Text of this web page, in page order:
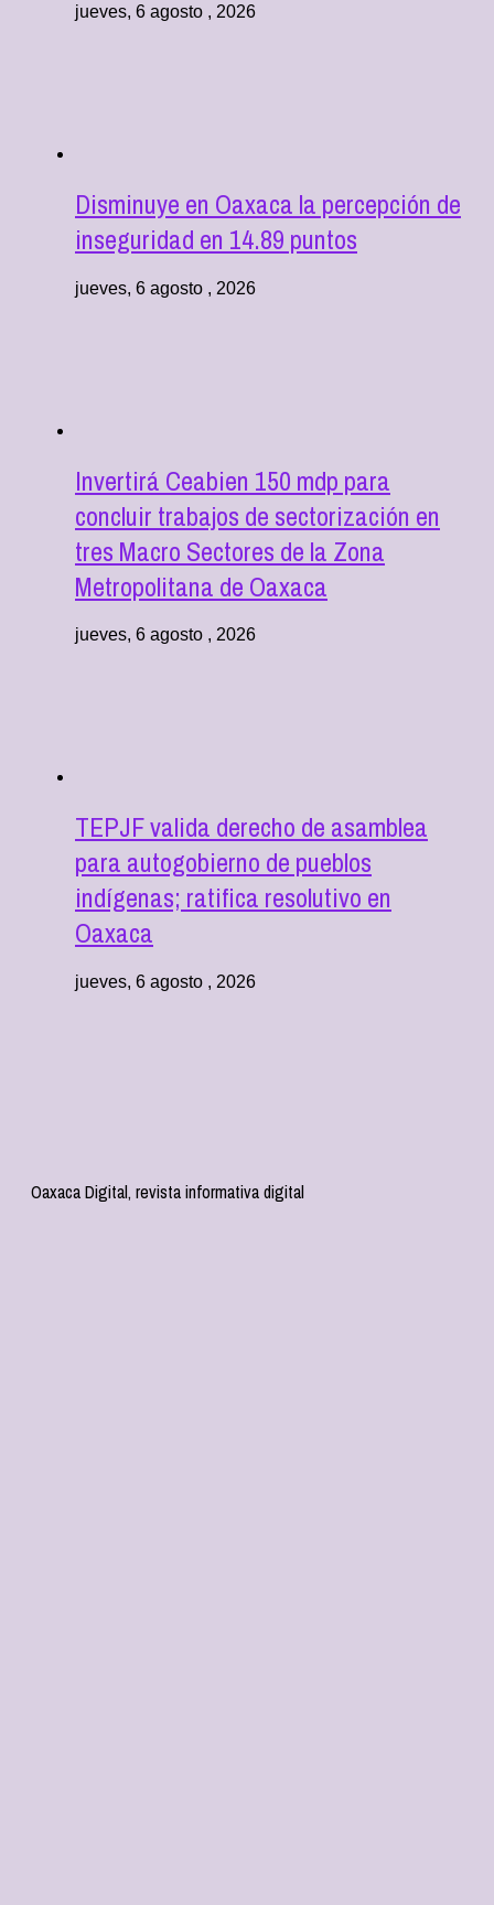
jueves, 6 agosto , 2026
Disminuye en Oaxaca la percepción de
inseguridad en 14.89 puntos
jueves, 6 agosto , 2026
Invertirá Ceabien 150 mdp para
concluir trabajos de sectorización en
tres Macro Sectores de la Zona
Metropolitana de Oaxaca
jueves, 6 agosto , 2026
TEPJF valida derecho de asamblea
para autogobierno de pueblos
indígenas; ratifica resolutivo en
Oaxaca
jueves, 6 agosto , 2026
Oaxaca Digital, revista informativa digital